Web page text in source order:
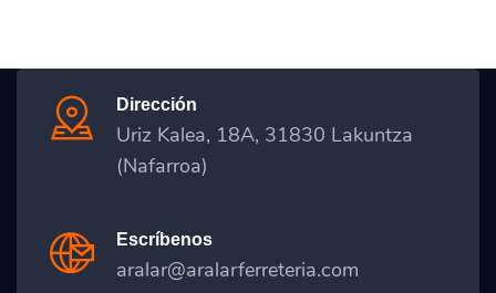
Dirección
Uriz Kalea, 18A, 31830 Lakuntza
(Nafarroa)
Escríbenos
aralar@aralarferreteria.com